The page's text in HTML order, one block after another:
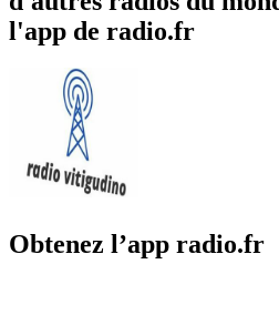
l'app de radio.fr
Obtenez l’app